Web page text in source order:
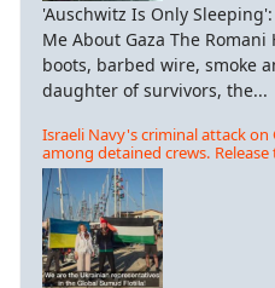
'Auschwitz Is Only
Me About Gaza The
boots, barbed wire, smoke
daughter of survivors, the...
Israeli Navy's criminal attack
among detained crews.